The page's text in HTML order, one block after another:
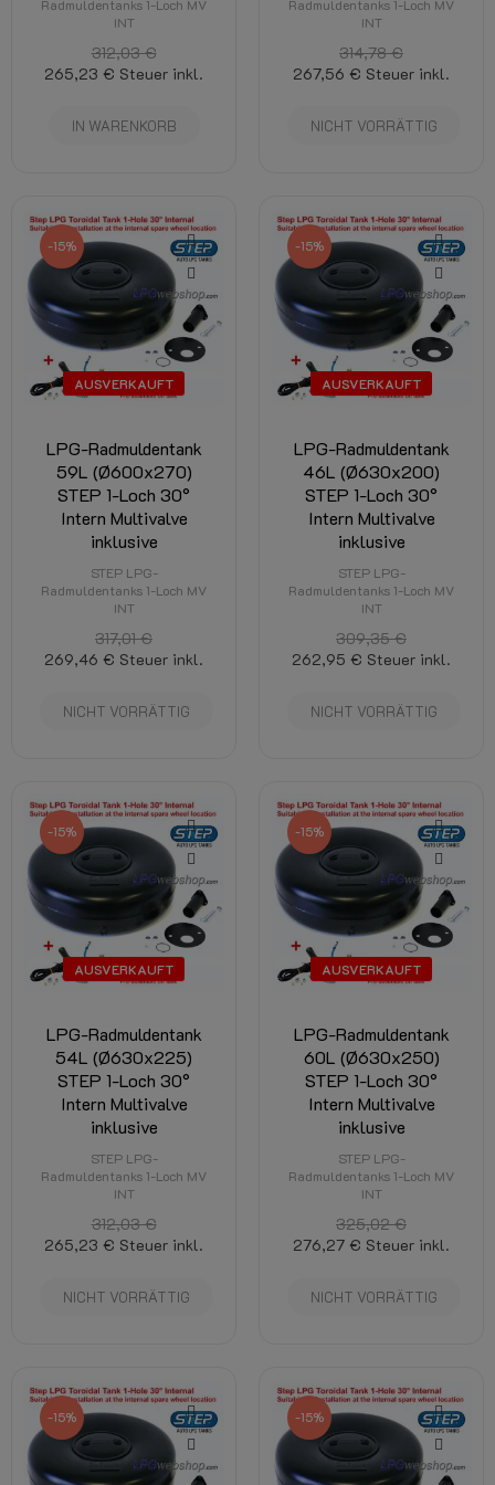
Radmuldentanks 1-Loch MV
INT
312,03 €
265,23 € Steuer inkl.
IN WARENKORB
Radmuldentanks 1-Loch MV
INT
314,78 €
267,56 € Steuer inkl.
NICHT VORRÄTTIG
AUSVERKAUFT
-15%
LPG-Radmuldentank
59L (Ø600x270)
STEP 1-Loch 30°
Intern Multivalve
inklusive
STEP LPG-
Radmuldentanks 1-Loch MV
INT
317,01 €
269,46 € Steuer inkl.
NICHT VORRÄTTIG
AUSVERKAUFT
-15%
LPG-Radmuldentank
46L (Ø630x200)
STEP 1-Loch 30°
Intern Multivalve
inklusive
STEP LPG-
Radmuldentanks 1-Loch MV
INT
309,35 €
262,95 € Steuer inkl.
NICHT VORRÄTTIG
AUSVERKAUFT
-15%
LPG-Radmuldentank
54L (Ø630x225)
STEP 1-Loch 30°
Intern Multivalve
inklusive
STEP LPG-
Radmuldentanks 1-Loch MV
INT
312,03 €
265,23 € Steuer inkl.
NICHT VORRÄTTIG
AUSVERKAUFT
-15%
LPG-Radmuldentank
60L (Ø630x250)
STEP 1-Loch 30°
Intern Multivalve
inklusive
STEP LPG-
Radmuldentanks 1-Loch MV
INT
325,02 €
276,27 € Steuer inkl.
NICHT VORRÄTTIG
-15% -15%